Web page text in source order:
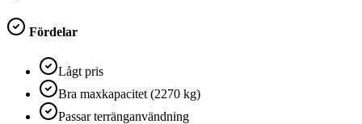
Fördelar
Lågt pris
Bra maxkapacitet (2270 kg)
Passar terränganvändning